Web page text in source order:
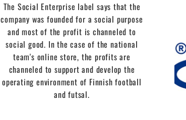
The Social Enterprise label says that the
company was founded for a social purpose
and most of the profit is channeled to
social good. In the case of the national
team's online store, the profits are
channeled to support and develop the
operating environment of Finnish football
and futsal.